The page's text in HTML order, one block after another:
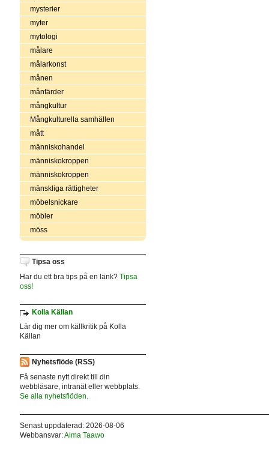
mysterier
myter
mytologi
målare
målarkonst
månen
månfärder
mångkultur
Mångkulturella samhällen
mått
människohandel
människokroppen
människokroppen
mänskliga rättigheter
möbelsnickare
möbler
möss
Tipsa oss
Har du ett bra tips på en länk? Tipsa
oss!
Kolla Källan
Lär dig mer om källkritik på Kolla
Källan
Nyhetsflöde (RSS)
Få senaste nytt direkt till din
webbläsare, intranät eller webbplats.
Se alla nyhetsflöden.
Senast uppdaterad: 2026-08-06
Webbansvar:Alma Taawo